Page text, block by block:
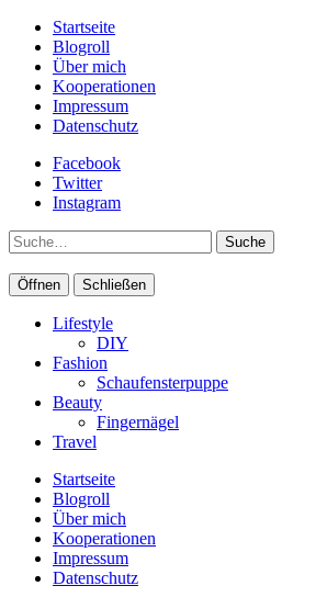
Startseite
Blogroll
Über mich
Kooperationen
Impressum
Datenschutz
Facebook
Twitter
Instagram
Suche
Öffnen Schließen
Lifestyle
DIY
Fashion
Schaufensterpuppe
Beauty
Fingernägel
Travel
Startseite
Blogroll
Über mich
Kooperationen
Impressum
Datenschutz